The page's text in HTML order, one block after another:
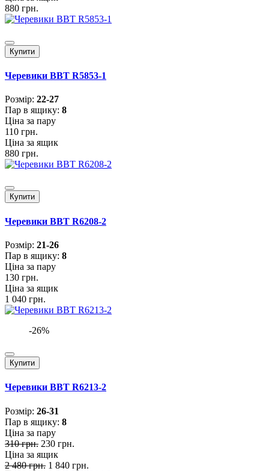
880 грн.
Купити
Черевики BBT R5853-1
Розмiр: 22-27
Пар в ящику: 8
Ціна за пару
110 грн.
Ціна за ящик
880 грн.
Купити
Черевики BBT R6208-2
Розмiр: 21-26
Пар в ящику: 8
Ціна за пару
130 грн.
Ціна за ящик
1 040 грн.
-26%
Купити
Черевики BBT R6213-2
Розмiр: 26-31
Пар в ящику: 8
Ціна за пару
310 грн. 230 грн.
Ціна за ящик
2 480 грн. 1 840 грн.